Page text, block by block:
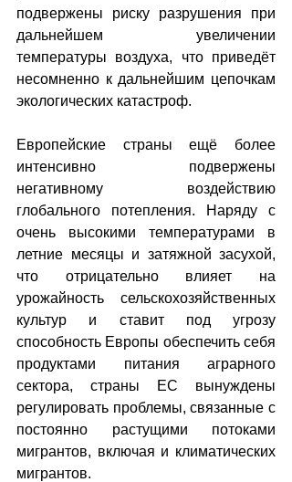
подвержены риску разрушения при
дальнейшем увеличении
температуры воздуха, что приведёт
несомненно к дальнейшим цепочкам
экологических катастроф.
Европейские страны ещё более
интенсивно подвержены
негативному воздействию
глобального потепления. Наряду с
очень высокими температурами в
летние месяцы и затяжной засухой,
что отрицательно влияет на
урожайность сельскохозяйственных
культур и ставит под угрозу
способность Европы обеспечить себя
продуктами питания аграрного
сектора, страны ЕС вынуждены
регулировать проблемы, связанные с
постоянно растущими потоками
мигрантов, включая и климатических
мигрантов.